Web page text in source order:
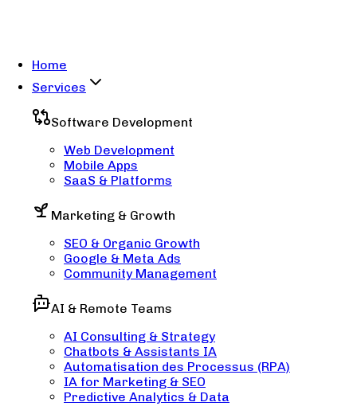
Home
Services
Software Development
Web Development
Mobile Apps
SaaS & Platforms
Marketing & Growth
SEO & Organic Growth
Google & Meta Ads
Community Management
AI & Remote Teams
AI Consulting & Strategy
Chatbots & Assistants IA
Automatisation des Processus (RPA)
IA for Marketing & SEO
Predictive Analytics & Data